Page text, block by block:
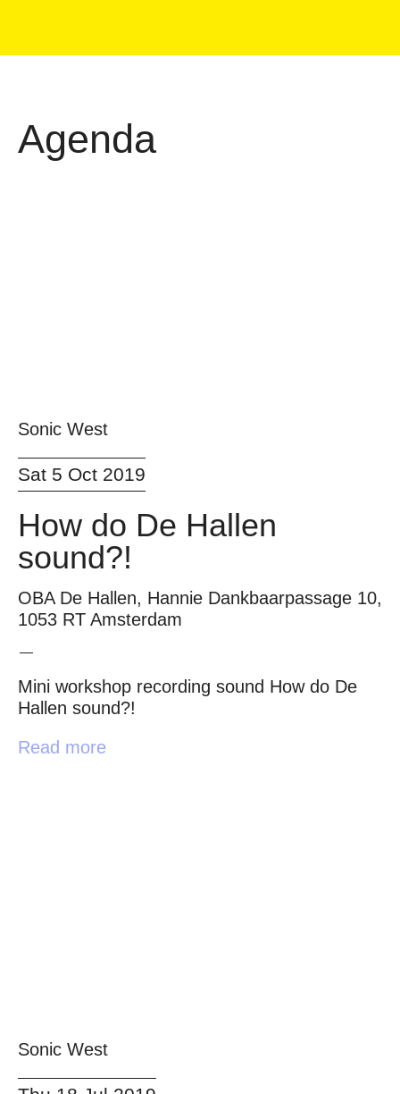
Agenda
Sonic West
Sat 5 Oct 2019
How do De Hallen
sound?!
OBA De Hallen, Hannie Dankbaarpassage 10,
1053 RT Amsterdam
Mini workshop recording sound How do De
Hallen sound?!
Read more
Sonic West